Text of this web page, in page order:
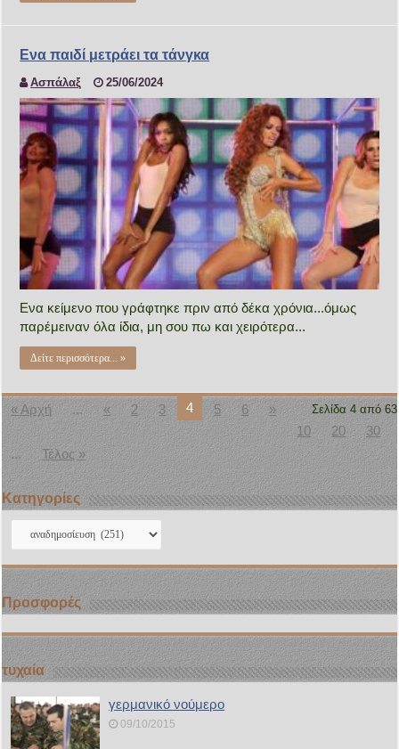
Ενα παιδί μετράει τα τάνγκα
Ασπάλαξ 25/06/2024
Ενα κείμενο που γράφτηκε πριν από δέκα χρόνια...όμως
παρέμειναν όλα ίδια, μη σου πω και χειρότερα...
Δείτε περισσότερα... »
Σελίδα 4 από 63
« Αρχή ... « 2 3 4 5 6
»
10
20
30
...
Τέλος »
Kατηγορίες
Kατηγορίες
Προσφορές
τυχαία
γερμανικό νούμερο
09/10/2015